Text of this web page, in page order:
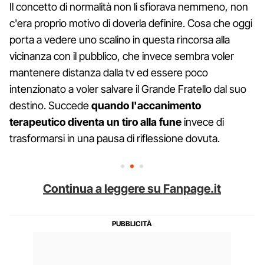
Il concetto di normalità non li sfiorava nemmeno, non
c'era proprio motivo di doverla definire. Cosa che oggi
porta a vedere uno scalino in questa rincorsa alla
vicinanza con il pubblico, che invece sembra voler
mantenere distanza dalla tv ed essere poco
intenzionato a voler salvare il Grande Fratello dal suo
destino. Succedequando l'accanimento
terapeutico diventa un tiro alla funeinvece di
trasformarsi in una pausa di riflessione dovuta.
Continua a leggere su Fanpage.it